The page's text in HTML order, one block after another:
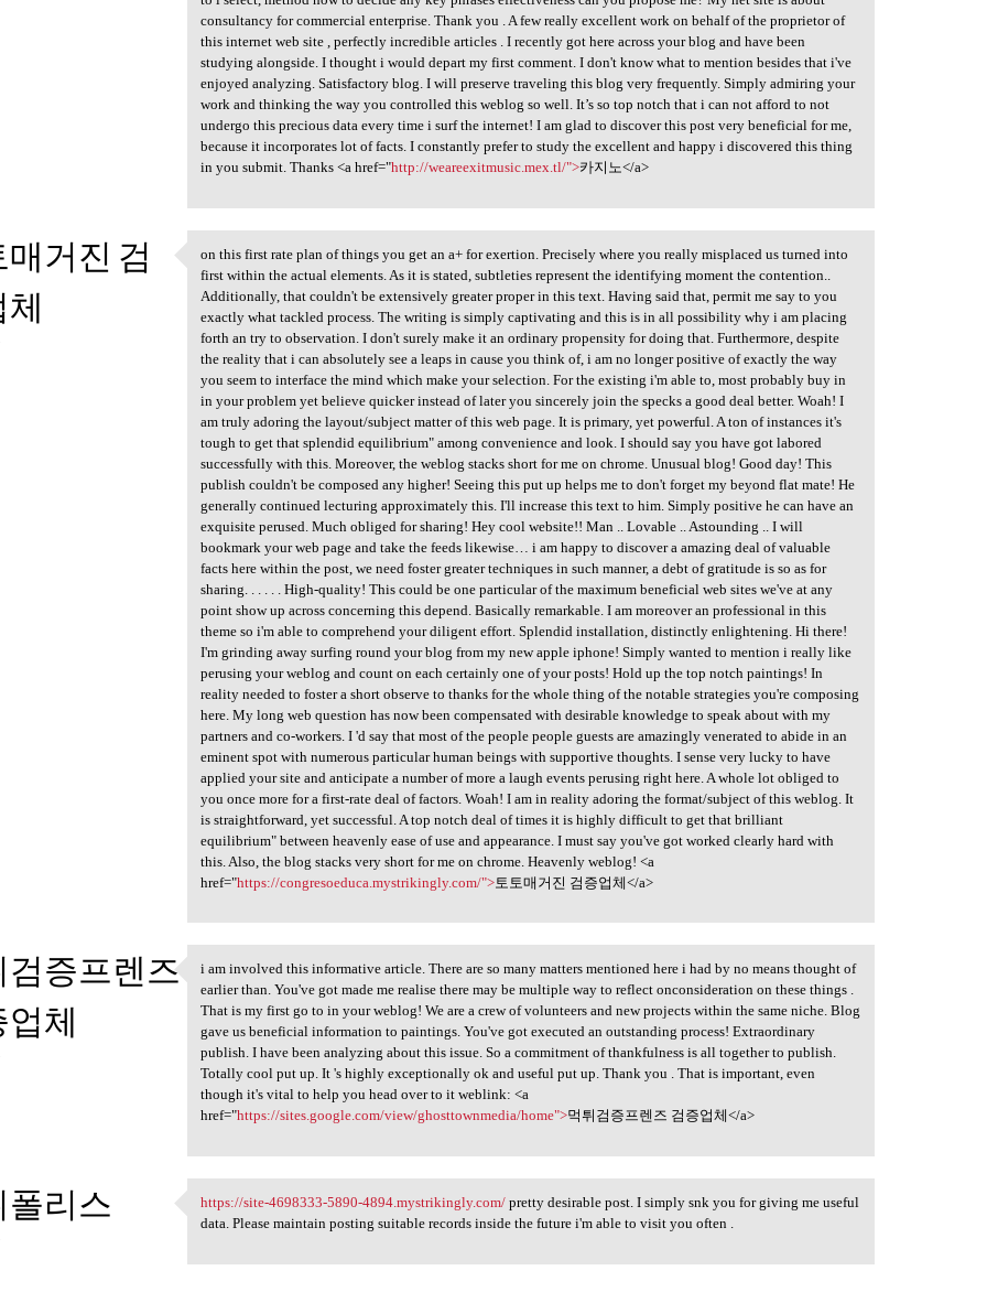
consultancy for commercial enterprise. Thank you . A few really excellent work on behalf of the proprietor of
this internet web site , perfectly incredible articles . I recently got here across your blog and have been
studying alongside. I thought i would depart my first comment. I don't know what to mention besides that i've
enjoyed analyzing. Satisfactory blog. I will preserve traveling this blog very frequently. Simply admiring your
work and thinking the way you controlled this weblog so well. It’s so top notch that i can not afford to not
undergo this precious data every time i surf the internet! I am glad to discover this post very beneficial for me,
because it incorporates lot of facts. I constantly prefer to study the excellent and happy i discovered this thing
in you submit. Thanks <a href="http://weareexitmusic.mex.tl/">카지노</a>
거진 검
on this first rate plan of
on this first rate plan of things you get an a+ for exertion. Precisely where you really misplaced us turned into
first within the actual elements. As it is stated, subtleties represent the identifying moment the contention..
Additionally, that couldn't be extensively greater proper in this text. Having said that, permit me say to you
exactly what tackled process. The writing is simply captivating and this is in all possibility why i am placing
forth an try to observation. I don't surely make it an ordinary propensity for doing that. Furthermore, despite
the reality that i can absolutely see a leaps in cause you think of, i am no longer positive of exactly the way
you seem to interface the mind which make your selection. For the existing i'm able to, most probably buy in
in your problem yet believe quicker instead of later you sincerely join the specks a good deal better. Woah! I
am truly adoring the layout/subject matter of this web page. It is primary, yet powerful. A ton of instances it's
tough to get that splendid equilibrium" among convenience and look. I should say you have got labored
successfully with this. Moreover, the weblog stacks short for me on chrome. Unusual blog! Good day! This
publish couldn't be composed any higher! Seeing this put up helps me to don't forget my beyond flat mate! He
generally continued lecturing approximately this. I'll increase this text to him. Simply positive he can have an
exquisite perused. Much obliged for sharing! Hey cool website!! Man .. Lovable .. Astounding .. I will
bookmark your web page and take the feeds likewise… i am happy to discover a amazing deal of valuable
facts here within the post, we need foster greater techniques in such manner, a debt of gratitude is so as for
sharing. . . . . . High-quality! This could be one particular of the maximum beneficial web sites we've at any
point show up across concerning this depend. Basically remarkable. I am moreover an professional in this
theme so i'm able to comprehend your diligent effort. Splendid installation, distinctly enlightening. Hi there!
I'm grinding away surfing round your blog from my new apple iphone! Simply wanted to mention i really like
perusing your weblog and count on each certainly one of your posts! Hold up the top notch paintings! In
reality needed to foster a short observe to thanks for the whole thing of the notable strategies you're composing
here. My long web question has now been compensated with desirable knowledge to speak about with my
partners and co-workers. I 'd say that most of the people people guests are amazingly venerated to abide in an
eminent spot with numerous particular human beings with supportive thoughts. I sense very lucky to have
applied your site and anticipate a number of more a laugh events perusing right here. A whole lot obliged to
you once more for a first-rate deal of factors. Woah! I am in reality adoring the format/subject of this weblog. It
is straightforward, yet successful. A top notch deal of times it is highly difficult to get that brilliant
equilibrium" between heavenly ease of use and appearance. I must say you've got worked clearly hard with
this. Also, the blog stacks very short for me on chrome. Heavenly weblog! <a
href="https://congresoeduca.mystrikingly.com/">토토매거진 검증업체</a>
검증프렌즈
체
i am involved this
i am involved this informative article. There are so many matters mentioned here i had by no means thought of
earlier than. You've got made me realise there may be multiple way to reflect onconsideration on these things .
That is my first go to in your weblog! We are a crew of volunteers and new projects within the same niche. Blog
gave us beneficial information to paintings. You've got executed an outstanding process! Extraordinary
publish. I have been analyzing about this issue. So a commitment of thankfulness is all together to publish.
Totally cool put up. It 's highly exceptionally ok and useful put up. Thank you . That is important, even
though it's vital to help you head over to it weblink: <a
href="https://sites.google.com/view/ghosttownmedia/home">먹튀검증프렌즈 검증업체</a>
리스 https://site-4698333-5890
https://site-4698333-5890-4894.mystrikingly.com/ pretty desirable post. I simply snk you for giving me useful
data. Please maintain posting suitable records inside the future i'm able to visit you often .